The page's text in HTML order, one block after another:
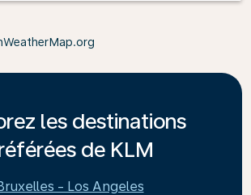
les destinations
de KLM
- Los Angeles